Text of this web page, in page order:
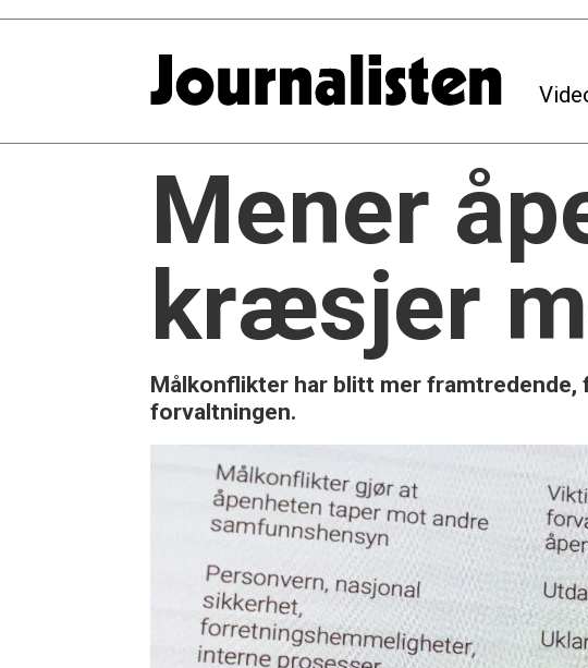
Mener
kræsjer
Målkonflikter har blitt mer
forvaltningen.